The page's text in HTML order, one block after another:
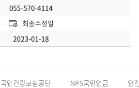
055-570-4114
최종수정일
2023-01-18
국민건강보험공단 NPS국민연금 안